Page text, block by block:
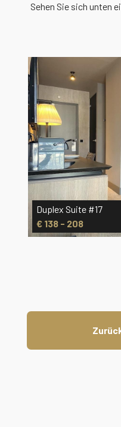
Sehen Sie sich unten
Duplex Suite #17
€ 138 - 208